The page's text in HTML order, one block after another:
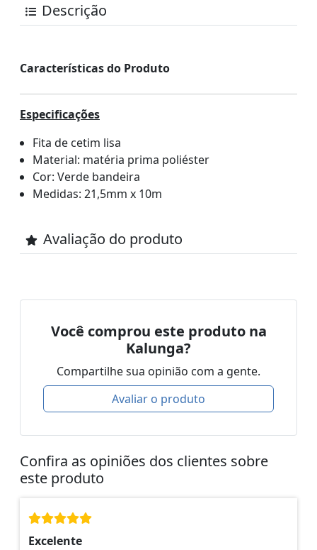
Descrição
Características do Produto
Especificações
Fita de cetim lisa
Material: matéria prima poliéster
Cor: Verde bandeira
Medidas: 21,5mm x 10m
Avaliação do produto
Você comprou este produto na
Kalunga?
Compartilhe sua opinião com a gente.
Avaliar o produto
Confira as opiniões dos clientes sobre
este produto
Excelente